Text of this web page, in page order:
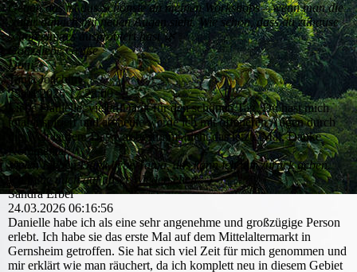
Genau das ist das Schönste an meinen Workshops – wenn man die
Natur danach mit neuen Augen sieht. Wie schön, dass du zuhause
schon einiges ausprobiert hast 🌿✨
Ganz liebe Grüße
Dani
Tanja Joachim
25.04.2026 17:23:00
Liebe Danielle, vielen Dank für den schönen Tag. Du hast mich
total inspiriert und ab heute werde ich mit offeneren Augen durch
die Welt laufen. Das war bestimmt nicht das letzte Mal. Danke
Kommentar:
Vielen Lieben Dank liebe Tanja, das kann ich nur zurück geben.
Ich freue mich auf unser Wiedersehen :-)
Sandra Erbel
24.03.2026 06:16:56
Danielle habe ich als eine sehr angenehme und großzügige Person
erlebt. Ich habe sie das erste Mal auf dem Mittelaltermarkt in
Gernsheim getroffen. Sie hat sich viel Zeit für mich genommen und
mir erklärt wie man räuchert, da ich komplett neu in diesem Gebiet